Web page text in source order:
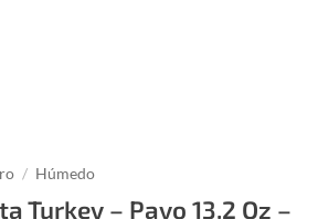
/ Húmedo
Turkey – Pavo 13.2 Oz –